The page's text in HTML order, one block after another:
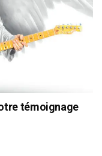
témoignage